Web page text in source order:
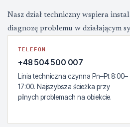
Nasz dział techniczny wspiera
diagnozę problemu w działającym
TELEFON
+48 504 500 007
Linia techniczna czynna Pn–Pt 8:00–
17:00. Najszybsza ścieżka przy
pilnych problemach na obiekcie.